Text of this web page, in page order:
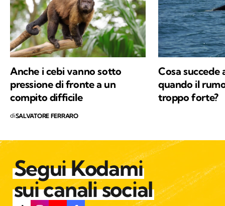
Anche i cebi vanno sotto
pressione di fronte a un
compito difficile
diSALVATORE FERRARO
Cosa succede
quando il
troppo forte?
Segui Kodami
sui canali social